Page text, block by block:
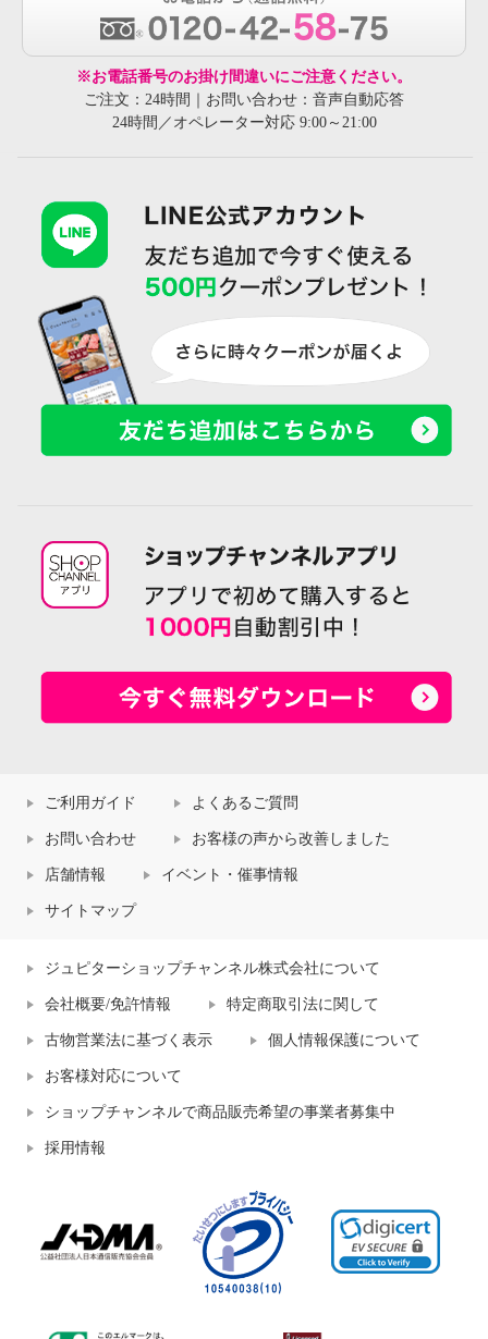
※お電話番号のお掛け間違いにご注意ください。
ご注文：24時間｜お問い合わせ：音声自動応答
24時間／オペレーター対応 9:00～21:00
ご利用ガイド よくあるご質問
お問い合わせ お客様の声から改善しました
店舗情報 イベント・催事情報
サイトマップ
ジュピターショップチャンネル株式会社について
会社概要/免許情報 特定商取引法に関して
古物営業法に基づく表示 個人情報保護について
お客様対応について
ショップチャンネルで商品販売希望の事業者募集中
採用情報